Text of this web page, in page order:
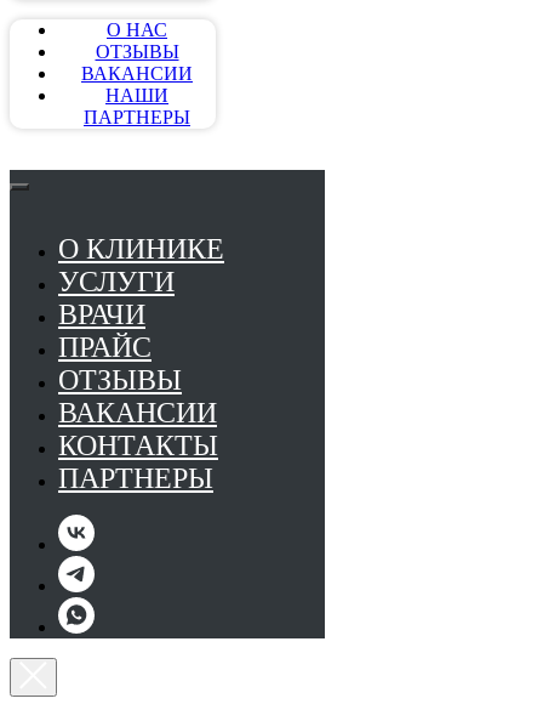
О НАС
ОТЗЫВЫ
ВАКАНСИИ
НАШИ
ПАРТНЕРЫ
О КЛИНИКЕ
УСЛУГИ
ВРАЧИ
ПРАЙС
ОТЗЫВЫ
ВАКАНСИИ
КОНТАКТЫ
ПАРТНЕРЫ